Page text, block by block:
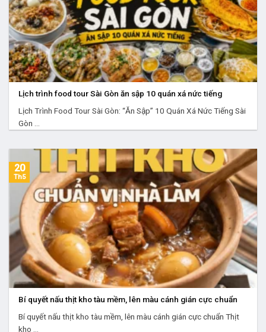
Lịch trình food tour Sài Gòn ăn sập 10 quán xá nức tiếng
Lịch Trình Food Tour Sài Gòn: “Ăn Sập” 10 Quán Xá Nức Tiếng Sài
Gòn ...
Bí quyết nấu thịt kho tàu mềm, lên màu cánh gián cực chuẩn
Bí quyết nấu thịt kho tàu mềm, lên màu cánh gián cực chuẩn Thịt
kho ...
20
Th5